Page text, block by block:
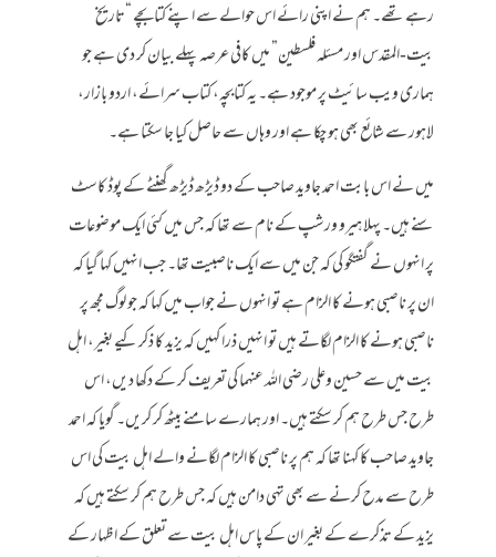
رہے تھے۔ ہم نے اپنی رائے اس حوالے سے اپنے کتابچے “تاریخ
بیت-المقدس اور مسئلہ فلسطین” میں کافی عرصہ پہلے بیان کر دی ہے جو
ہماری ویب سائیٹ پر موجود ہے۔ یہ کتابچہ، کتاب سرائے، اردو بازار،
لاہور سے شائع بھی ہو چکا ہے اور وہاں سے حاصل کیا جا سکتا ہے۔
میں نے اس بابت احمد جاوید صاحب کے دو ڈیڑھ ڈیڑھ گھنٹے کے پوڈ کاسٹ
سنے ہیں۔ پہلا ہیرو ورشپ کے نام سے تھا کہ جس میں کئی ایک موضوعات
پر انہوں نے گفتگو کی کہ جن میں سے ایک ناصبیت تھا۔ جب انہیں کہا گیا کہ
ان پر ناصبی ہونے کا الزام ہے تو انہوں نے جواب میں کہا کہ جو لوگ مجھ پر
ناصبی ہونے کا الزام لگاتے ہیں تو انہیں ذرا کہیں کہ یزید کا ذکر کیے بغیر، اہل
بیت میں سے حسین وعلی رضی اللہ عنہما کی تعریف کر کے دکھا دیں، اس
طرح جس طرح ہم کر سکتے ہیں۔ اور ہمارے سامنے بیٹھ کر کریں۔ گویا کہ احمد
جاوید صاحب کا کہنا تھا کہ ہم پر ناصبی کا الزام لگانے والے اہل بیت کی اس
طرح سے مدح کرنے سے بھی تہی دامن ہیں کہ جس طرح ہم کر سکتے ہیں کہ
یزید کے تذکرے کے بغیر ان کے پاس اہل بیت سے تعلق کے اظہار کے